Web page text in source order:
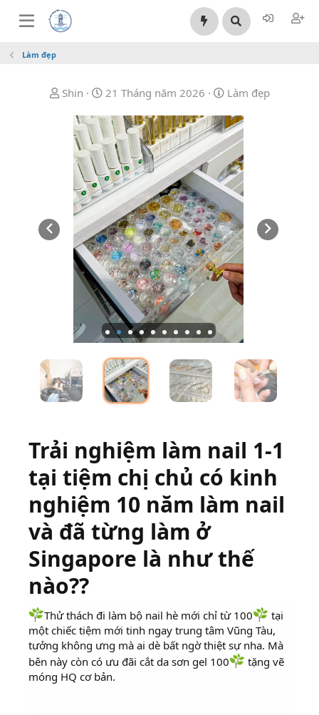
Làm đẹp
B
Shin
N
à
y
b
ắ
t
đ
ầ
u
21 Tháng năm 2026
C
t
e
g
o
r
y
Làm đẹp
Trải nghiệm làm nail 1-1
tại tiệm chị chủ có kinh
nghiệm 10 năm làm nail
và đã từng làm ở
Singapore là như thế
nào??
Thử thách đi làm bộ nail hè mới chỉ từ 100
tại
một chiếc tiệm mới tinh ngay trung tâm Vũng Tàu,
tưởng không ưng mà ai dè bất ngờ thiệt sự nha. Mà
bên này còn có ưu đãi cắt da sơn gel 100
tặng vẽ
móng HQ cơ bản.